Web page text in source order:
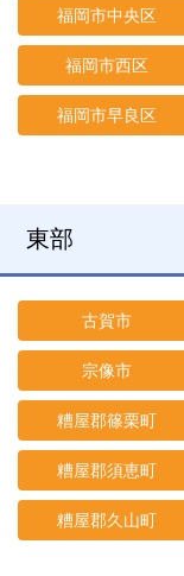
福岡市中央区
福岡市西区
福岡市早良区
東部
古賀市
宗像市
糟屋郡篠栗町
糟屋郡須恵町
糟屋郡久山町